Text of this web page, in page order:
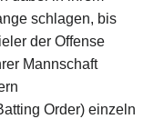
schlagen, bis
der Offense
Mannschaft
Order) einzeln